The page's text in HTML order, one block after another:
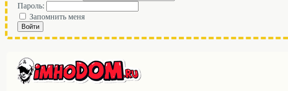
Пароль:
Запомнить меня
Войти